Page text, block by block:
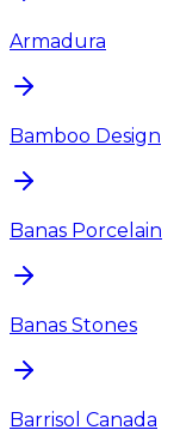
Armadura
Bamboo Design
Banas Porcelain
Banas Stones
Barrisol Canada